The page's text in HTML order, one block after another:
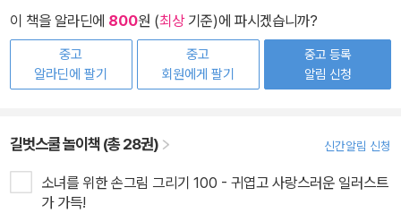
이 책을 알라딘에 800원 (최상기준)에 파시겠습니까?
중고
알라딘에 팔기
중고
회원에게 팔기
중고 등록
알림 신청
길벗스쿨 놀이책 (총 28권) 신간알림 신청
소녀를 위한 손그림 그리기 100 - 귀엽고 사랑스러운 일러스트
가 가득!